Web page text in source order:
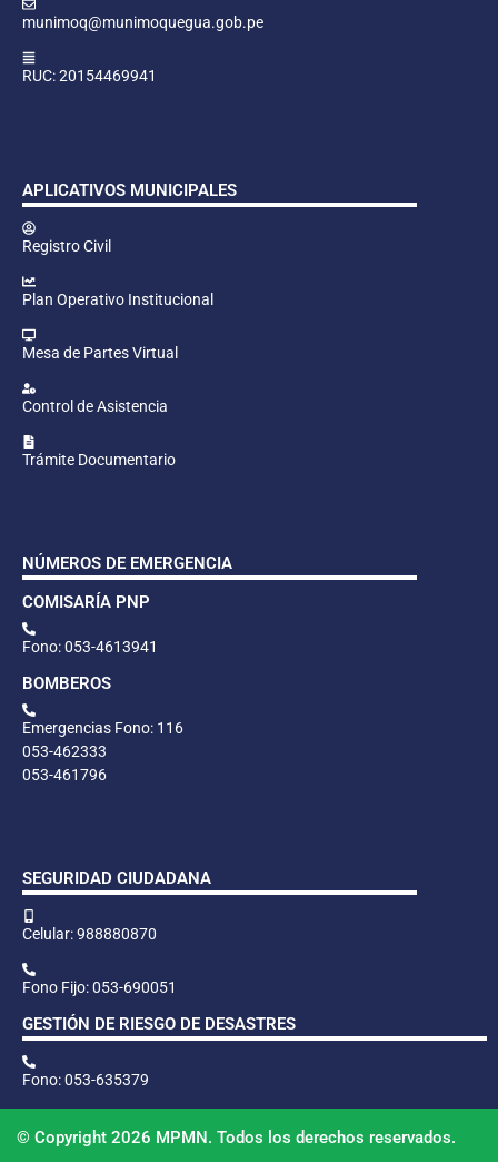
munimoq@munimoquegua.gob.pe
RUC: 20154469941
APLICATIVOS MUNICIPALES
Registro Civil
Plan Operativo Institucional
Mesa de Partes Virtual
Control de Asistencia
Trámite Documentario
NÚMEROS DE EMERGENCIA
COMISARÍA PNP
Fono: 053-4613941
BOMBEROS
Emergencias Fono: 116
053-462333
053-461796
SEGURIDAD CIUDADANA
Celular: 988880870
Fono Fijo: 053-690051
GESTIÓN DE RIESGO DE DESASTRES
Fono: 053-635379
© Copyright 2026 MPMN. Todos los derechos reservados.